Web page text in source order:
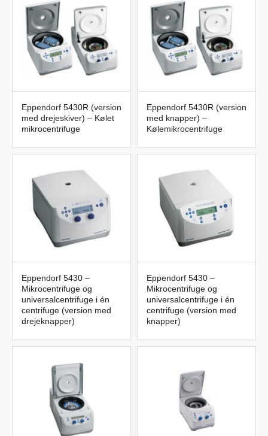
Eppendorf 5430R (version
med drejeskiver) – Kølet
mikrocentrifuge
Eppendorf 5430R (version
med knapper) –
Kølemikrocentrifuge
Eppendorf 5430 –
Mikrocentrifuge og
universalcentrifuge i én
centrifuge (version med
drejeknapper)
Eppendorf 5430 –
Mikrocentrifuge og
universalcentrifuge i én
centrifuge (version med
knapper)